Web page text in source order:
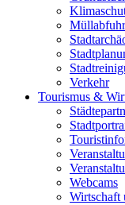
Verkehr
Tourismus &
Webcams
Wirtschaft